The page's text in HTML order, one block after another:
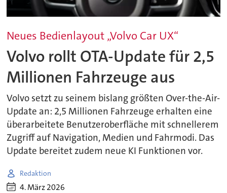
Neues Bedienlayout „Volvo Car UX“
Volvo rollt OTA-Update für 2,5
Millionen Fahrzeuge aus
Volvo setzt zu seinem bislang größten Over-the-Air-
Update an: 2,5 Millionen Fahrzeuge erhalten eine
überarbeitete Benutzeroberfläche mit schnellerem
Zugriff auf Navigation, Medien und Fahrmodi. Das
Update bereitet zudem neue KI Funktionen vor.
Redaktion
4. März 2026